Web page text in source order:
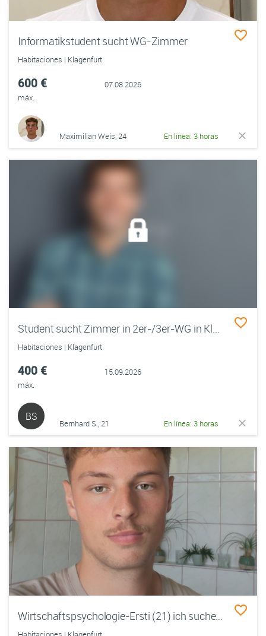
Informatikstudent sucht WG-Zimmer
Habitaciones | Klagenfurt
600 €
máx.
07.08.2026
Maximilian Weis, 24 En línea: 3 horas
Student sucht Zimmer in 2er-/3er-WG in Klagenfurt
Habitaciones | Klagenfurt
400 €
máx.
15.09.2026
BS
Bernhard S., 21 En línea: 3 horas
Wirtschaftspsychologie-Ersti (21) ich suche eine sportlich-gesellige WG um den Winter zu überleben